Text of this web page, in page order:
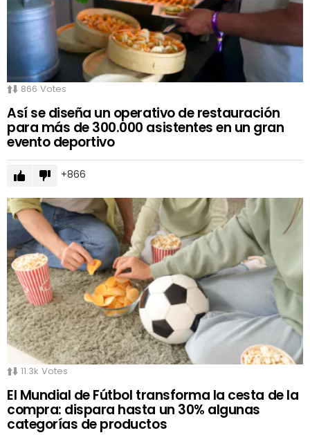
866 Votes
Así se diseña un operativo de restauración
para más de 300.000 asistentes en un gran
evento deportivo
866
11.3k Votes
El Mundial de Fútbol transforma la cesta de la
compra: dispara hasta un 30% algunas
categorías de productos